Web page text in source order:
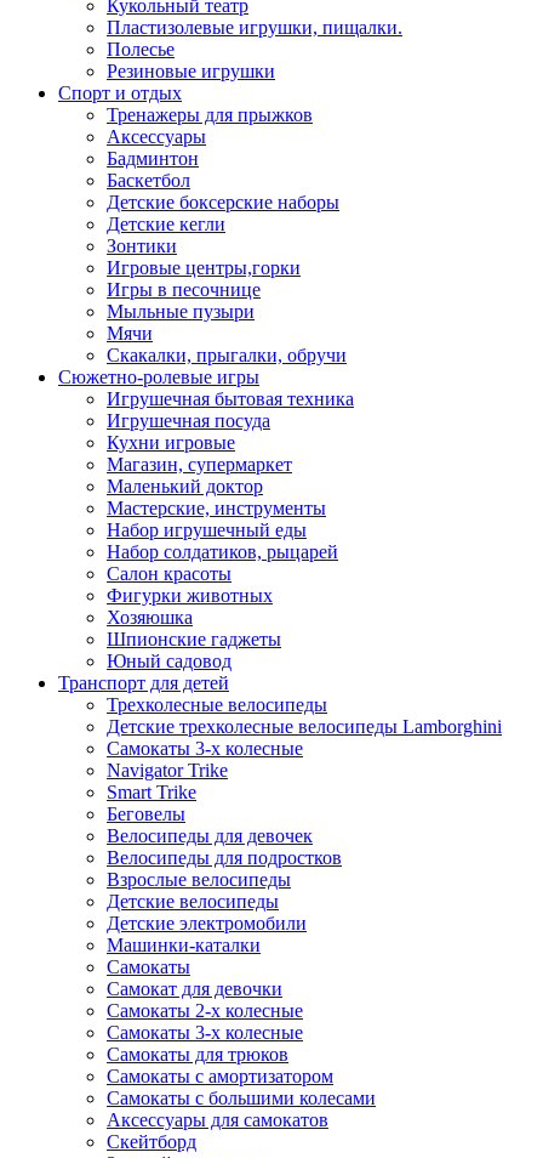
Кукольный театр
Пластизолевые игрушки, пищалки.
Полесье
Резиновые игрушки
Спорт и отдых
Тренажеры для прыжков
Аксессуары
Бадминтон
Баскетбол
Детские боксерские наборы
Детские кегли
Зонтики
Игровые центры,горки
Игры в песочнице
Мыльные пузыри
Мячи
Скакалки, прыгалки, обручи
Сюжетно-ролевые игры
Игрушечная бытовая техника
Игрушечная посуда
Кухни игровые
Магазин, супермаркет
Маленький доктор
Мастерские, инструменты
Набор игрушечный еды
Набор солдатиков, рыцарей
Салон красоты
Фигурки животных
Хозяюшка
Шпионские гаджеты
Юный садовод
Транспорт для детей
Трехколесные велосипеды
Детские трехколесные велосипеды Lamborghini
Самокаты 3-х колесные
Navigator Trike
Smart Trike
Беговелы
Велосипеды для девочек
Велосипеды для подростков
Взрослые велосипеды
Детские велосипеды
Детские электромобили
Машинки-каталки
Самокаты
Самокат для девочки
Самокаты 2-х колесные
Самокаты 3-х колесные
Самокаты для трюков
Самокаты с амортизатором
Самокаты с большими колесами
Аксессуары для самокатов
Скейтборд